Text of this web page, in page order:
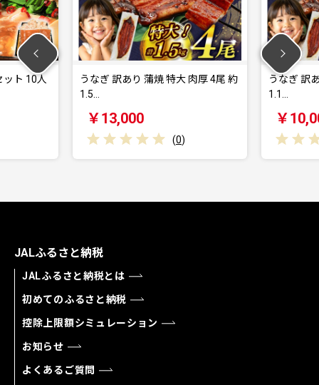
ト 10人
うなぎ 訳あり 蒲焼 特大 肉厚 4尾 約
1.5…
￥13,000
(0)
うなぎ 訳
1.1…
￥
JALふるさと納税
JALふるさと納税とは
初めてのふるさと納税
控除上限額シミュレーション
お知らせ
よくあるご質問